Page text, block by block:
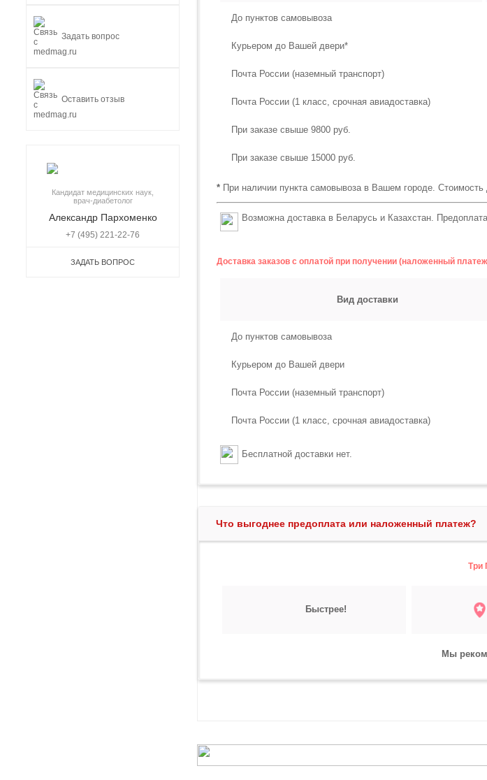
Задать вопрос
Оставить отзыв
Кандидат медицинских наук,
врач-диабетолог
Александр Пархоменко
+7 (495) 221-22-76
ЗАДАТЬ ВОПРОС
До пунктов самовывоза
Курьером до Вашей двери*
Почта России (наземный транспорт)
Почта России (1 класс, срочная авиадоставка)
При заказе свыше 9800 руб.
При заказе свыше 15000 руб.
* При наличии пункта самовывоза в Вашем городе.
Возможна доставка в Беларусь и Казахстан.
Доставка заказов с оплатой при получении (наложенный
Вид доставки
До пунктов самовывоза
Курьером до Вашей двери
Почта России (наземный транспорт)
Почта России (1 класс, срочная авиадоставка)
Бесплатной доставки нет.
Что выгоднее предоплата или наложенный платеж?
Три
Быстрее!
Мы